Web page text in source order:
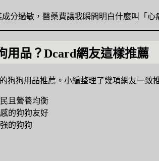
分過敏，醫藥費讓我瞬間明白什麼叫「心
用品？Dcard網友這樣推薦
狗狗用品推薦。小編整理了幾項網友一致
且營養均衡
的狗狗友好
的狗狗